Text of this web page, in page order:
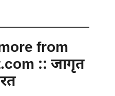
from
:: जागृत